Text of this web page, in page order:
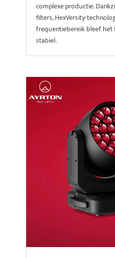
complexe productie.
filters, HexVersity-
frequentiebereik bleef het
stabiel.